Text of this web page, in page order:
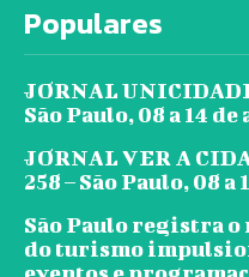
Populares
JORNAL
São Paulo, 08 a 14
JORNAL VER A
258 – São Paulo, 08 a
São Paulo registra
do turismo